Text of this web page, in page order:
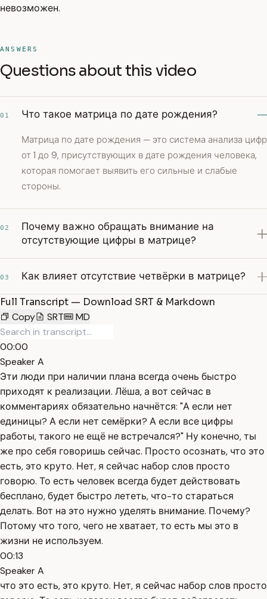
невозможен.
ANSWERS
Questions about this video
01 Что такое матрица по дате рождения?
Матрица по дате рождения — это система анализа цифр
от 1 до 9, присутствующих в дате рождения человека,
которая помогает выявить его сильные и слабые
стороны.
02
Почему важно обращать внимание на
отсутствующие цифры в матрице?
03 Как влияет отсутствие четвёрки в матрице?
Full Transcript — Download SRT & Markdown
Copy
SRT MD
00:00
Speaker A
Эти люди при наличии плана всегда очень быстро
приходят к реализации. Лёша, а вот сейчас в
комментариях обязательно начнётся: "А если нет
единицы? А если нет семёрки? А если все цифры
работы, такого не ещё не встречался?" Ну конечно, ты
же про себя говоришь сейчас. Просто осознать, что это
есть, это круто. Нет, я сейчас набор слов просто
говорю. То есть человек всегда будет действовать
бесплано, будет быстро лететь, что-то стараться
делать. Вот на это нужно уделять внимание. Почему?
Потому что того, чего не хватает, то есть мы это в
жизни не используем.
00:13
Speaker A
что это есть, это круто. Нет, я сейчас набор слов просто